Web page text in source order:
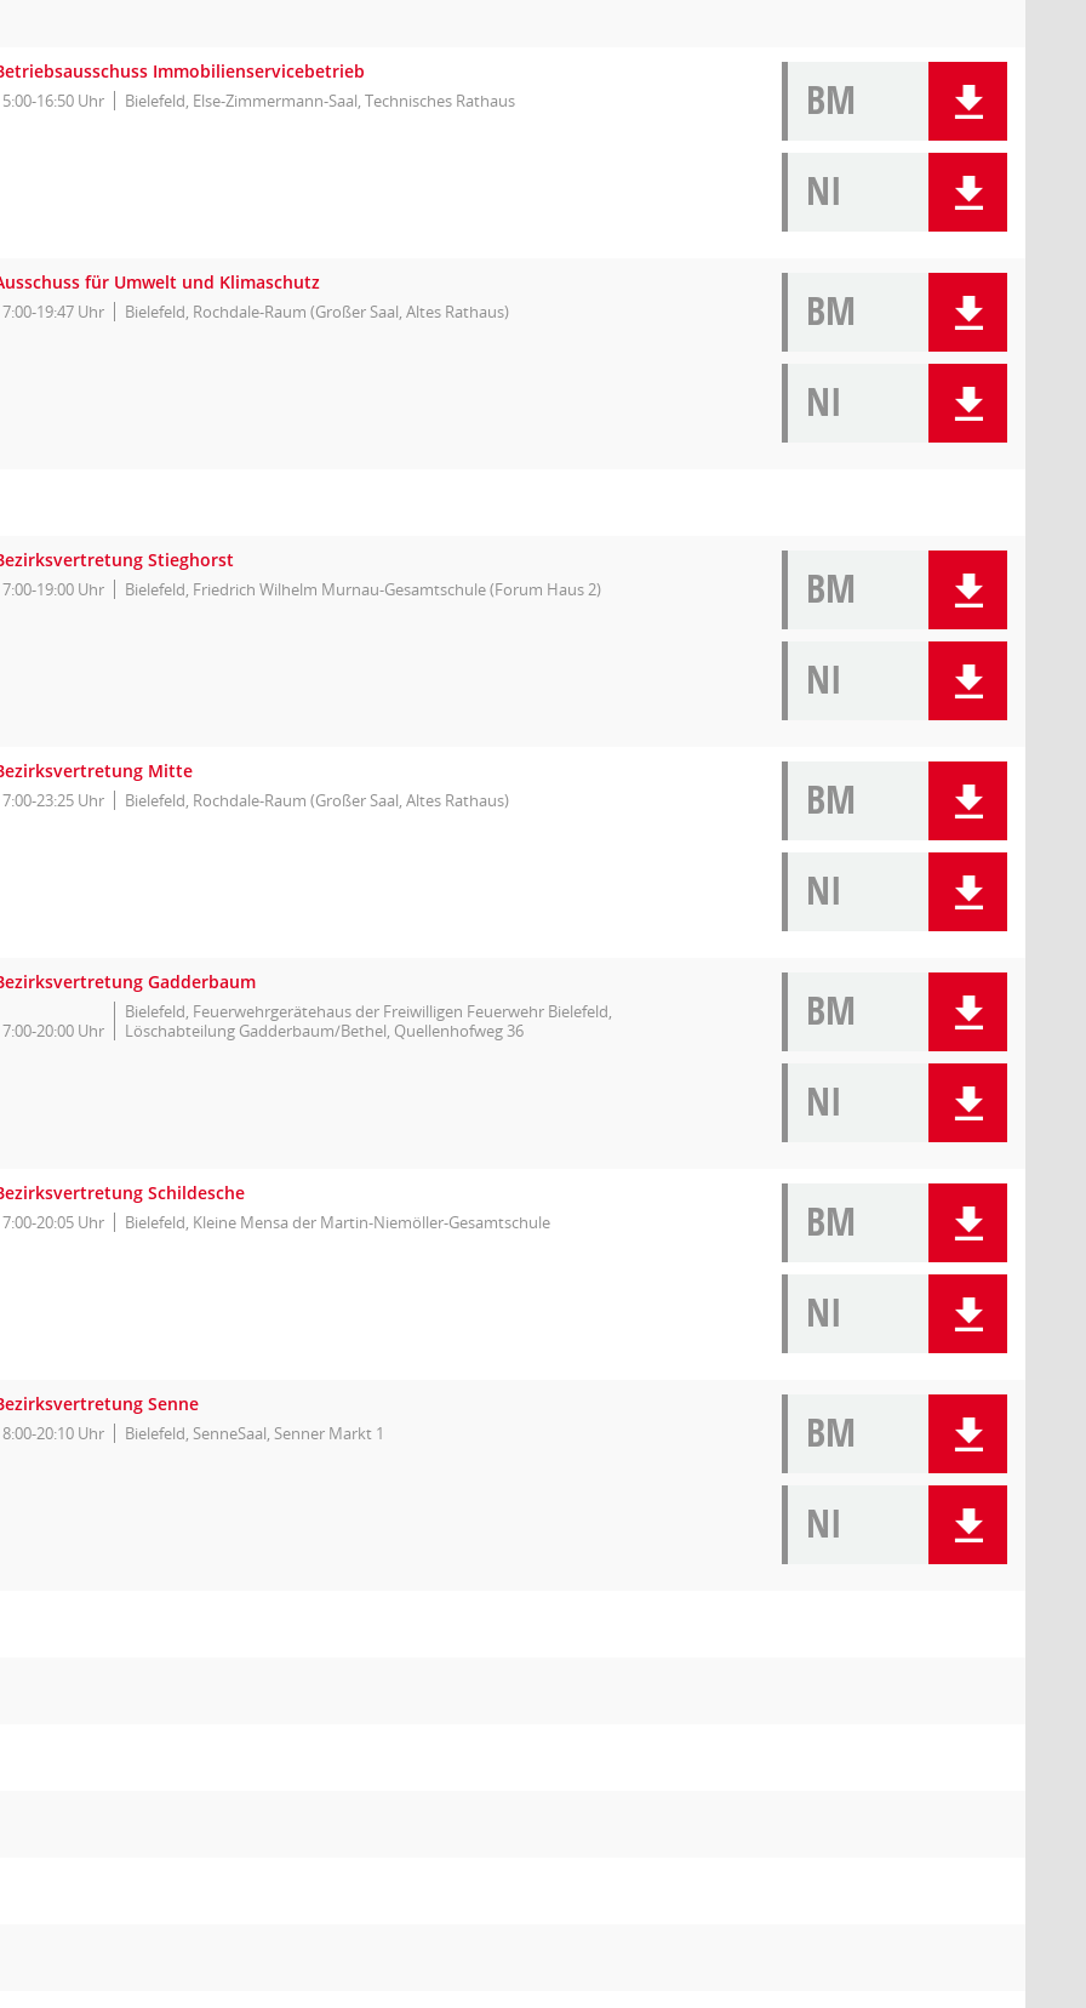
Immobilienservicebetrieb
16:50 Uhr Bielefeld, Else-Zimmermann-Saal, Technisches Rathaus
BM
NI
für Umwelt und Klimaschutz
19:47 Uhr Bielefeld, Rochdale-Raum (Großer Saal, Altes Rathaus)
BM
NI
Stieghorst
19:00 Uhr Bielefeld, Friedrich Wilhelm Murnau-Gesamtschule (Forum Haus 2)
BM
NI
Mitte
23:25 Uhr Bielefeld, Rochdale-Raum (Großer Saal, Altes Rathaus)
BM
NI
Gadderbaum
20:00 Uhr
Bielefeld, Feuerwehrgerätehaus der Freiwilligen Feuerwehr Bielefeld,
Löschabteilung Gadderbaum/Bethel, Quellenhofweg 36
BM
NI
Schildesche
20:05 Uhr Bielefeld, Kleine Mensa der Martin-Niemöller-Gesamtschule
BM
NI
Senne
20:10 Uhr Bielefeld, SenneSaal, Senner Markt 1
BM
NI